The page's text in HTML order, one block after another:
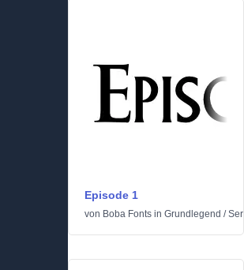
Episode 1
von Boba Fonts in Grundlegend /